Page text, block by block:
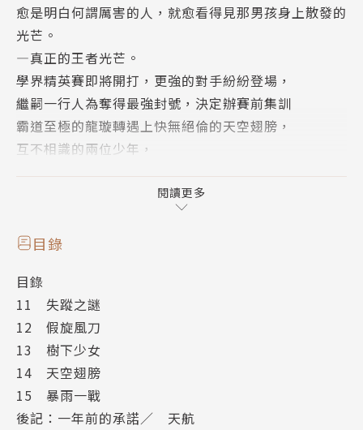
愈是明白何謂厲害的人，就愈看得見那男孩身上散發的
光芒。
—真正的王者光芒。
學界精英賽即將開打，更強的對手紛紛登場，
繼嗣一行人為奪得最強封號，決定辦賽前集訓
霸道至極的龍璇轉遇上快無絕倫的天空翅膀，
互不相識的兩位少年，
一場命中註定的戰鬥，在暴雨下熱烈展開！
閱讀更多
目錄
目錄
11 失蹤之謎
12 假旋風刀
13 樹下少女
14 天空翅膀
15 暴雨一戰
後記：一年前的承諾／ 天航